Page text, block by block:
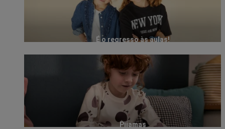
É o regresso às aulas!
Pijamas